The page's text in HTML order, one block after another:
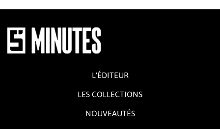
L'ÉDITEUR
LES COLLECTIONS
NOUVEAUTÉS